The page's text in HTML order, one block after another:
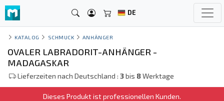
DE
KATALOG SCHMUCK ANHÄNGER
OVALER LABRADORIT-ANHÄNGER -
MADAGASKAR
Lieferzeiten nach Deutschland : 3bis 8Werktage
Dieses Produkt ist professionellen Kunden.